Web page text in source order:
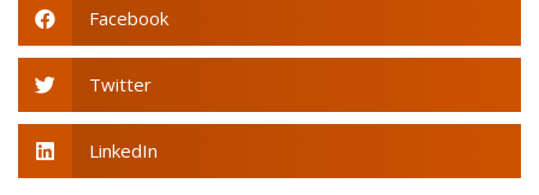
Facebook
Twitter
LinkedIn